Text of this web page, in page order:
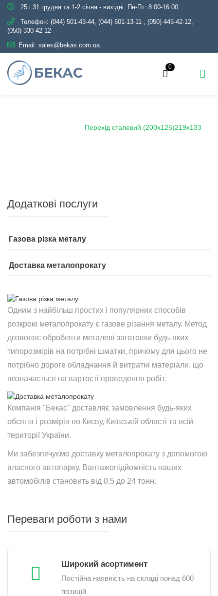
25 і 31 грудня та 1-2 січня - вихідні, Пн-Пт: 8:00-16:00
Телефон: (044) 501-43-44, (044) 501-13-11 , (050) 445-42-12,
(050) 330-42-12
Email: sales@bekas.com.ua
0
Перехід сталевий (200х125)219х133
Додаткові послуги
Газова різка металу
Доставка металопрокату
Одним з найбільш простих і популярних способів
розкрою металопрокату є газове різання металу. Метод
дозволяє обробляти металеві заготовки будь-яких
типорозмірів на потрібні шматки, причому для цього не
потрібно дороге обладнання й витратні матеріали, що
позначається на вартості проведення робіт.
Компанія "Бекас" доставляє замовлення будь-яких
обсягів і розмірів по Києву, Київській області та всій
території України.
Ми забезпечуємо доставку металопрокату з допомогою
власного автопарку. Вантажопідйомність наших
автомобілів становить від 0,5 до 24 тонн.
Переваги роботи з нами
Широкий асортимент
Постійна наявність на складі понад 600
позицій